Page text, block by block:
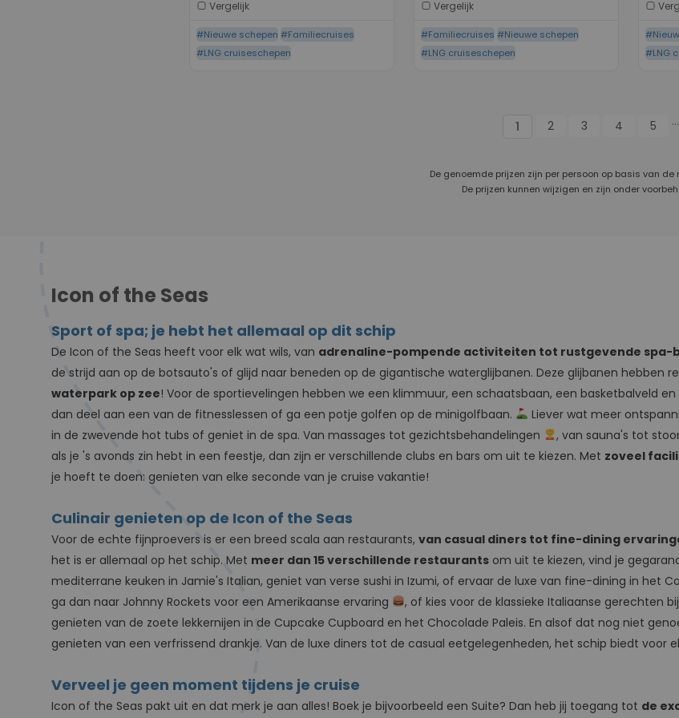
Vergelijk
#Nieuwe schepen #Familiecruises
#LNG cruiseschepen
Vergelijk
#Familiecruises #Nieuwe schepen
#LNG cruiseschepen
#LNG
1 2 3 4 5 ...
De genoemde prijzen zijn per persoon op basis van
De prijzen kunnen wijzigen en zijn onder
Icon of the Seas
Sport of spa; je hebt het allemaal op dit schip
De Icon of the Seas heeft voor elk wat wils, van adrenaline-pompende activiteiten tot rustgevende spa-
de strijd aan op de botsauto's of glijd naar beneden op de gigantische waterglijbanen. Deze glijbanen hebben
waterpark op zee! Voor de sportievelingen hebben we een klimmuur, een schaatsbaan, een basketbalveld
dan deel aan een van de fitnesslessen of ga een potje golfen op de minigolfbaan.
Liever wat meer
in de zwevende hot tubs of geniet in de spa. Van massages tot gezichtsbehandelingen
, van sauna's tot
als je 's avonds zin hebt in een feestje, dan zijn er verschillende clubs en bars om uit te kiezen. Met zoveel
je hoeft te doen: genieten van elke seconde van je cruise vakantie!
Culinair genieten op de Icon of the Seas
Voor de echte fijnproevers is er een breed scala aan restaurants, van casual diners tot fine-dining
het is er allemaal op het schip. Met meer dan 15 verschillende restaurants om uit te kiezen, vind je
mediterrane keuken in Jamie's Italian, geniet van verse sushi in Izumi, of ervaar de luxe van fine-dining in het
ga dan naar Johnny Rockets voor een Amerikaanse ervaring
, of kies voor de klassieke Italiaanse gerechten
genieten van de zoete lekkernijen in de Cupcake Cupboard en het Chocolade Paleis. En alsof dat nog niet
genieten van een verfrissend drankje. Van de luxe diners tot de casual eetgelegenheden, het schip biedt voor
Verveel je geen moment tijdens je cruise
Icon of the Seas pakt uit en dat merk je aan alles! Boek je bijvoorbeeld een Suite? Dan heb jij toegang tot de